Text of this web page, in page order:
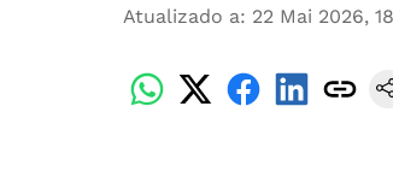
Atualizado a: 22 Mai 2026,